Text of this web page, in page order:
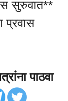
सुरुवात**
प्रवास
पाठवा